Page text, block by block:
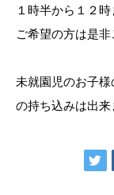
１時半から１２
ご希望の方は是非
未就園児のお子
の持ち込みは出来